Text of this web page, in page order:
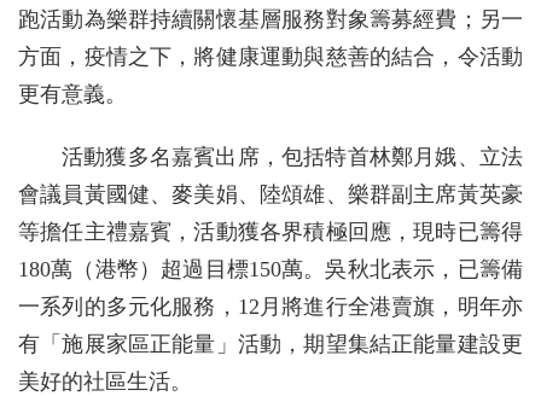
跑活動為樂群持續關懷基層服務對象籌募經費；另一
方面，疫情之下，將健康運動與慈善的結合，令活動
更有意義。
活動獲多名嘉賓出席，包括特首林鄭月娥、立法
會議員黃國健、麥美娟、陸頌雄、樂群副主席黃英豪
等擔任主禮嘉賓，活動獲各界積極回應，現時已籌得
180萬（港幣）超過目標150萬。吳秋北表示，已籌備
一系列的多元化服務，12月將進行全港賣旗，明年亦
有「施展家區正能量」活動，期望集結正能量建設更
美好的社區生活。